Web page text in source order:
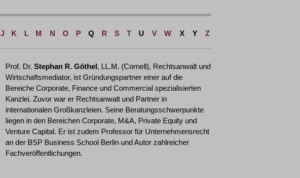
J K L M N O P Q R S T U V W X Y Z
Prof. Dr. Stephan R. Göthel, LL.M. (Cornell), Rechtsanwalt und
Wirtschaftsmediator, ist Gründungspartner einer auf die
Bereiche Corporate, Finance und Commercial spezialisierten
Kanzlei. Zuvor war er Rechtsanwalt und Partner in
internationalen Großkanzleien. Seine Beratungsschwerpunkte
liegen in den Bereichen Corporate, M&A, Private Equity und
Venture Capital. Er ist zudem Professor für Unternehmensrecht
an der BSP Business School Berlin und Autor zahlreicher
Fachveröffentlichungen.